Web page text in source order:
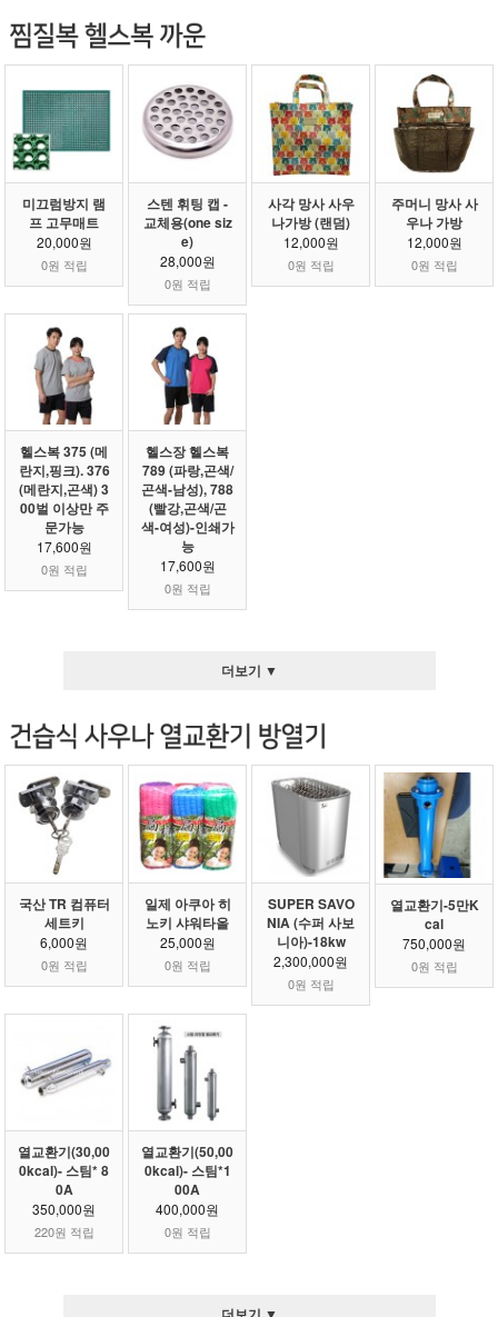
미끄럼방지 램
프 고무매트
20,000원
0원 적립
스텐 휘팅 캡 -
교체용(one siz
e)
28,000원
0원 적립
사각 망사 사우
나가방 (랜덤)
12,000원
0원 적립
주머니 망사 사
우나 가방
12,000원
0원 적립
헬스복 375 (메
란지,핑크). 376
(메란지,곤색) 3
00벌 이상만 주
문가능
17,600원
0원 적립
헬스장 헬스복
789 (파랑,곤색/
곤색-남성), 788
(빨강,곤색/곤
색-여성)-인쇄가
능
17,600원
0원 적립
더보기 ▼
국산 TR 컴퓨터
세트키
6,000원
0원 적립
일제 아쿠아 히
노키 샤워타올
25,000원
0원 적립
SUPER SAVO
NIA (수퍼 사보
니아)-18kw
2,300,000원
0원 적립
열교환기-5만K
cal
750,000원
0원 적립
열교환기(30,00
0kcal)- 스팀* 8
0A
350,000원
220원 적립
열교환기(50,00
0kcal)- 스팀*1
00A
400,000원
0원 적립